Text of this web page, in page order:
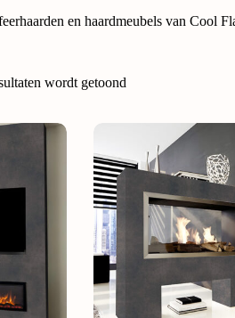
en haardmeubels van Cool
wordt getoond